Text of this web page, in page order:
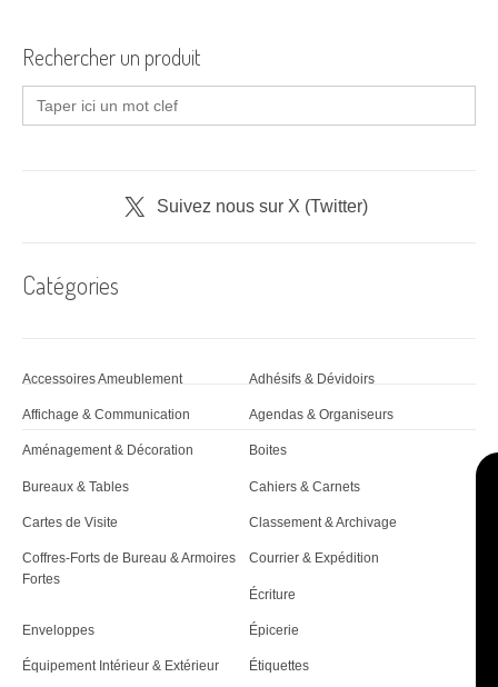
Rechercher un produit
Search
for:
Suivez nous sur X (Twitter)
Catégories
Accessoires Ameublement Adhésifs & Dévidoirs
Affichage & Communication Agendas & Organiseurs
Aménagement & Décoration Boites
Bureaux & Tables Cahiers & Carnets
Cartes de Visite Classement & Archivage
Coffres-Forts de Bureau & Armoires
Fortes
Courrier & Expédition
Écriture
Enveloppes Épicerie
Équipement Intérieur & Extérieur Étiquettes